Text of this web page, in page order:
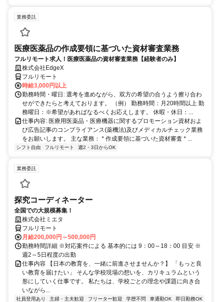
業務委託
医療医薬品の作成要領に基づいた資材審査業務
フルリモート求人！医療医薬品の資材審査業務【経験者のみ】
株式会社EdgeX
フルリモート
時給3,000円以上
勤務時間・曜日: 選考を進めながら、双方の希望の合うよう擦り合わ
せができたらと考えております。 （例） 勤務時間：月20時間以上 勤
務曜日：※希望があればなるべくお応えします。 休暇・休日：...
仕事内容: 医療用医薬品・医療機器に関するプロモーション資材およ
び広告記事のコンプライアンス(薬機法)及びメディカルチェック業務
をお願いします。 主な業務： * 作成要領に基づいた資材審査 * ...
シフト自由 フルリモート 週2・3日からOK
業務委託
探究コーディネーター
全国での大規模募集！
株式会社ミエタ
フルリモート
月給200,000円～500,000円
勤務時間詳細 ※対応案件による 基本的には 9：00～18：00 目安 ※
週2～5日程度の出勤
仕事内容 【日本の教育を、一緒に前進させませんか？】 「もっと良
い教育を届けたい」 そんな学校現場の想いを、カリキュラムという
形にしていく仕事です。 私たちは、学校ごとの理念や課題に向き合
いながら...
社員登用あり 主婦・主夫歓迎 フリーター歓迎 学歴不問 車通勤OK
即日勤務OK